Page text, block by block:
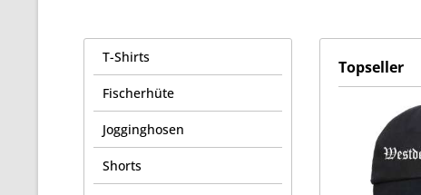
T-Shirts
Fischerhüte
Jogginghosen
Shorts
Topseller